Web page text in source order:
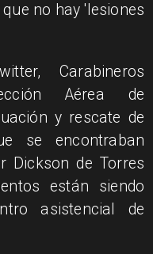
no hay 'lesiones
Carabineros
Aérea de
y rescate de
se encontraban
Dickson de Torres
están siendo
asistencial de